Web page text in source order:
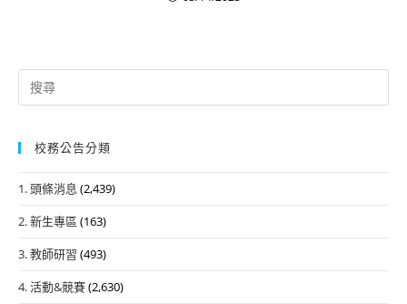
Search
for:
校務公告分類
1. 頭條消息 (2,439)
2. 新生專區 (163)
3. 教師研習 (493)
4. 活動&競賽(2,630)